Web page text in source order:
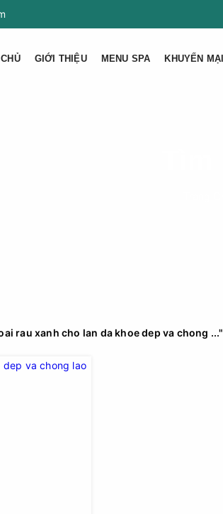
GIỚI THIỆU MENU SPA KHUYẾN MẠI
rau xanh cho lan da khoe dep va chong ..."